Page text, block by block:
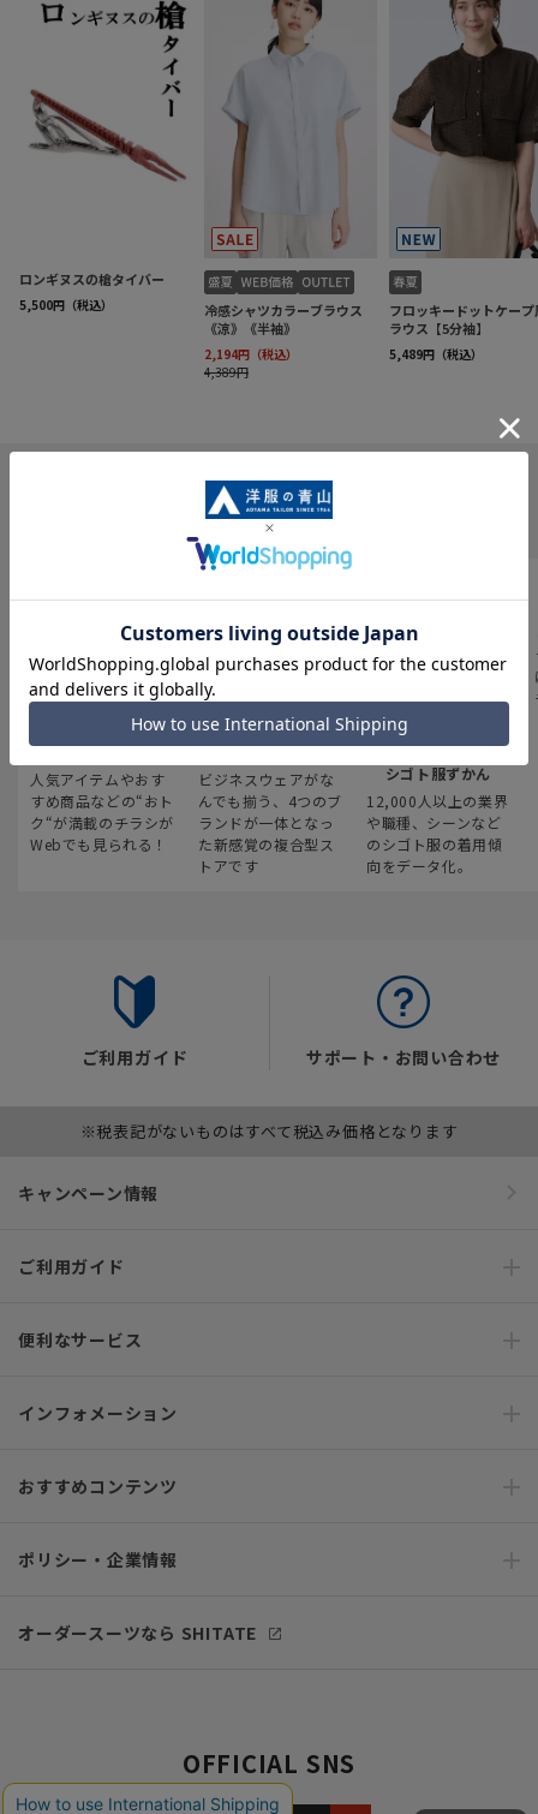
INFORMATION
最新のお買い得情報
人気アイテムやおす
すめ商品などの“おト
ク“が満載のチラシが
Webでも見られる！
スーツスクエア
ビジネスウェアがな
んでも揃う、4つのブ
ランドが一体となっ
た新感覚の複合型ス
トアです
みんなの
シゴト服ずかん
12,000人以上の業界
や職種、シーンなど
のシゴト服の着用傾
向をデータ化。
ご利用ガイド サポート・お問い合わせ
※税表記がないものはすべて税込み価格となります
キャンペーン情報
ご利用ガイド
便利なサービス
インフォメーション
おすすめコンテンツ
ポリシー・企業情報
オーダースーツなら SHITATE
OFFICIAL SNS